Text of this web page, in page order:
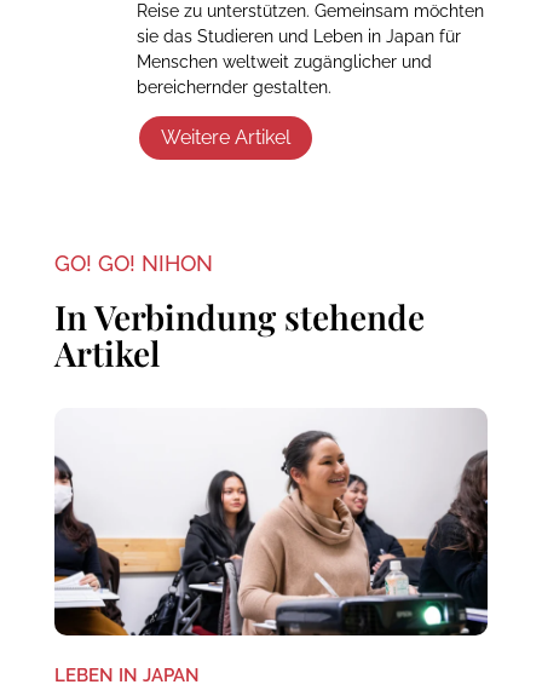
Reise zu unterstützen. Gemeinsam möchten
sie das Studieren und Leben in Japan für
Menschen weltweit zugänglicher und
bereichernder gestalten.
Weitere Artikel
GO! GO! NIHON
In Verbindung stehende
Artikel
LEBEN IN JAPAN